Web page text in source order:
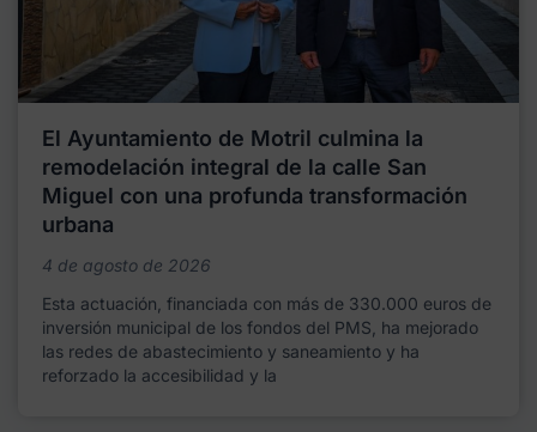
El Ayuntamiento de Motril culmina la
remodelación integral de la calle San
Miguel con una profunda transformación
urbana
4 de agosto de 2026
Esta actuación, financiada con más de 330.000 euros de
inversión municipal de los fondos del PMS, ha mejorado
las redes de abastecimiento y saneamiento y ha
reforzado la accesibilidad y la